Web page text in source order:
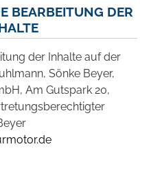
BEARBEITUNG DER
der Inhalte auf der
Sönke Beyer,
Am Gutspark 20,